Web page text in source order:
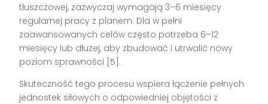
tłuszczowej, zazwyczaj wymagają 3–6 miesięcy
regularnej pracy z planem. Dla w pełni
zaawansowanych celów często potrzeba 6–12
miesięcy lub dłużej, aby zbudować i utrwalić nowy
poziom sprawności [5].
Skuteczność tego procesu wspiera łączenie pełnych
jednostek siłowych o odpowiedniej objętości z